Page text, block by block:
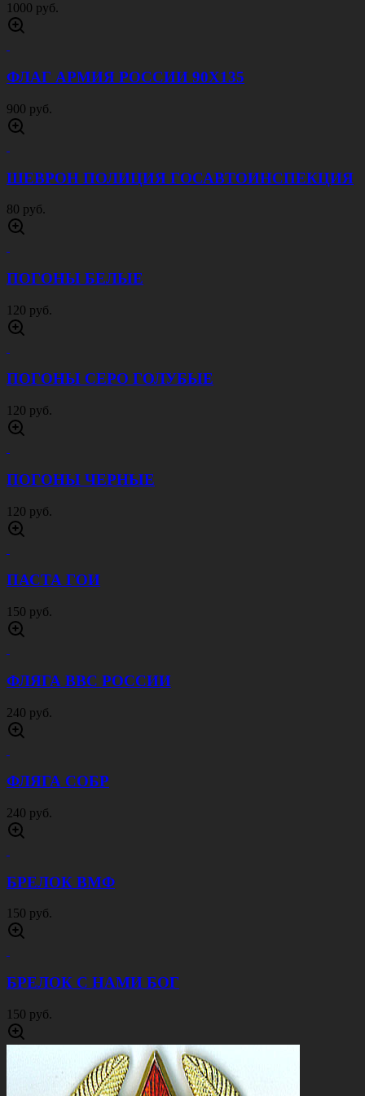
1000 руб.
ФЛАГ АРМИЯ РОССИИ 90Х135
900 руб.
ШЕВРОН ПОЛИЦИЯ ГОСАВТОИНСПЕКЦИЯ
80 руб.
ПОГОНЫ БЕЛЫЕ
120 руб.
ПОГОНЫ СЕРО ГОЛУБЫЕ
120 руб.
ПОГОНЫ ЧЕРНЫЕ
120 руб.
ПАСТА ГОИ
150 руб.
ФЛЯГА ВВС РОССИИ
240 руб.
ФЛЯГА СОБР
240 руб.
БРЕЛОК ВМФ
150 руб.
БРЕЛОК С НАМИ БОГ
150 руб.